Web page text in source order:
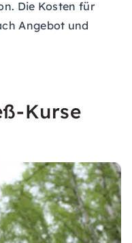
Die Kosten für
Angebot und
Kurse